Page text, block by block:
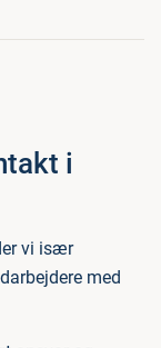
i
vi især
med